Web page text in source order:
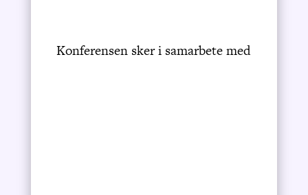
Konferensen sker i samarbete med